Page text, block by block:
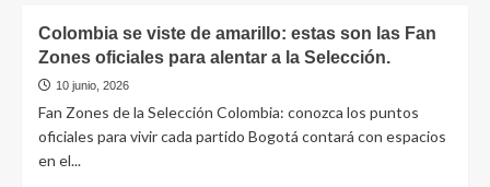
Colombia se viste de amarillo: estas son las Fan
Zones oficiales para alentar a la Selección.
10 junio, 2026
Fan Zones de la Selección Colombia: conozca los puntos
oficiales para vivir cada partido Bogotá contará con espacios
en el...